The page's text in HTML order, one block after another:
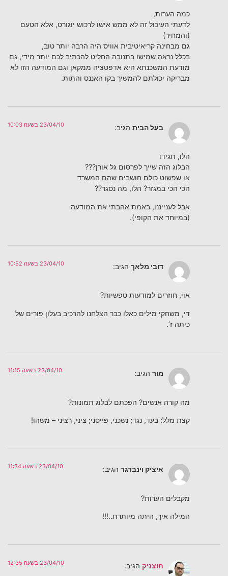
כמה הערות,
לדעתי העיכול זה לא ממש אישו לרכוש יוגורט, אלא הטעם
(והמחיר)
גם מבחינה קריאיטיבית אוויס היה הרבה יותר טוב,
בכלל נראה שמישו בתנובה החליט להכתיב לכם יותר מידי, גם
מודעת המשכנתא היא אדפטציה ממקאן וגם המודעה הזו לא
מבריקה יכולתם להמשיך בקו האננס והתות.
בעל הבית הגיב: 23/04/10 בשעה 10:03
הלו, תגידו
הבלוג הזה שייך לפרסום גל אורן???
או שפשוט כולם חושבים שהם המשרד
הכי הכי במגזר? הלו, מה נסגר??
אבל לענייננו, באמת אהבתי את המודעה
(במיוחד את הקופי).
דובי מלאך הגיב: 23/04/10 בשעה 10:52
אוי, חוזרים למודעות טפשיות?
די, משחקי מילים כאלו כבר הצלחנו להרכיב בעלון פורים של
כיתה ז’.
מור הגיב: 23/04/10 בשעה 11:15
מה קורה אנשים? הפכתם לבלוג תמונות?
קצת מלל: בעד, נגד; נשכני, פייסני; ציני, רציני – משהו!
איציק וינברגר הגיב: 23/04/10 בשעה 11:34
מקבלים הערות?
המילה איך, היתה מיותרת..!!!
חוצניק הגיב: 23/04/10 בשעה 12:35